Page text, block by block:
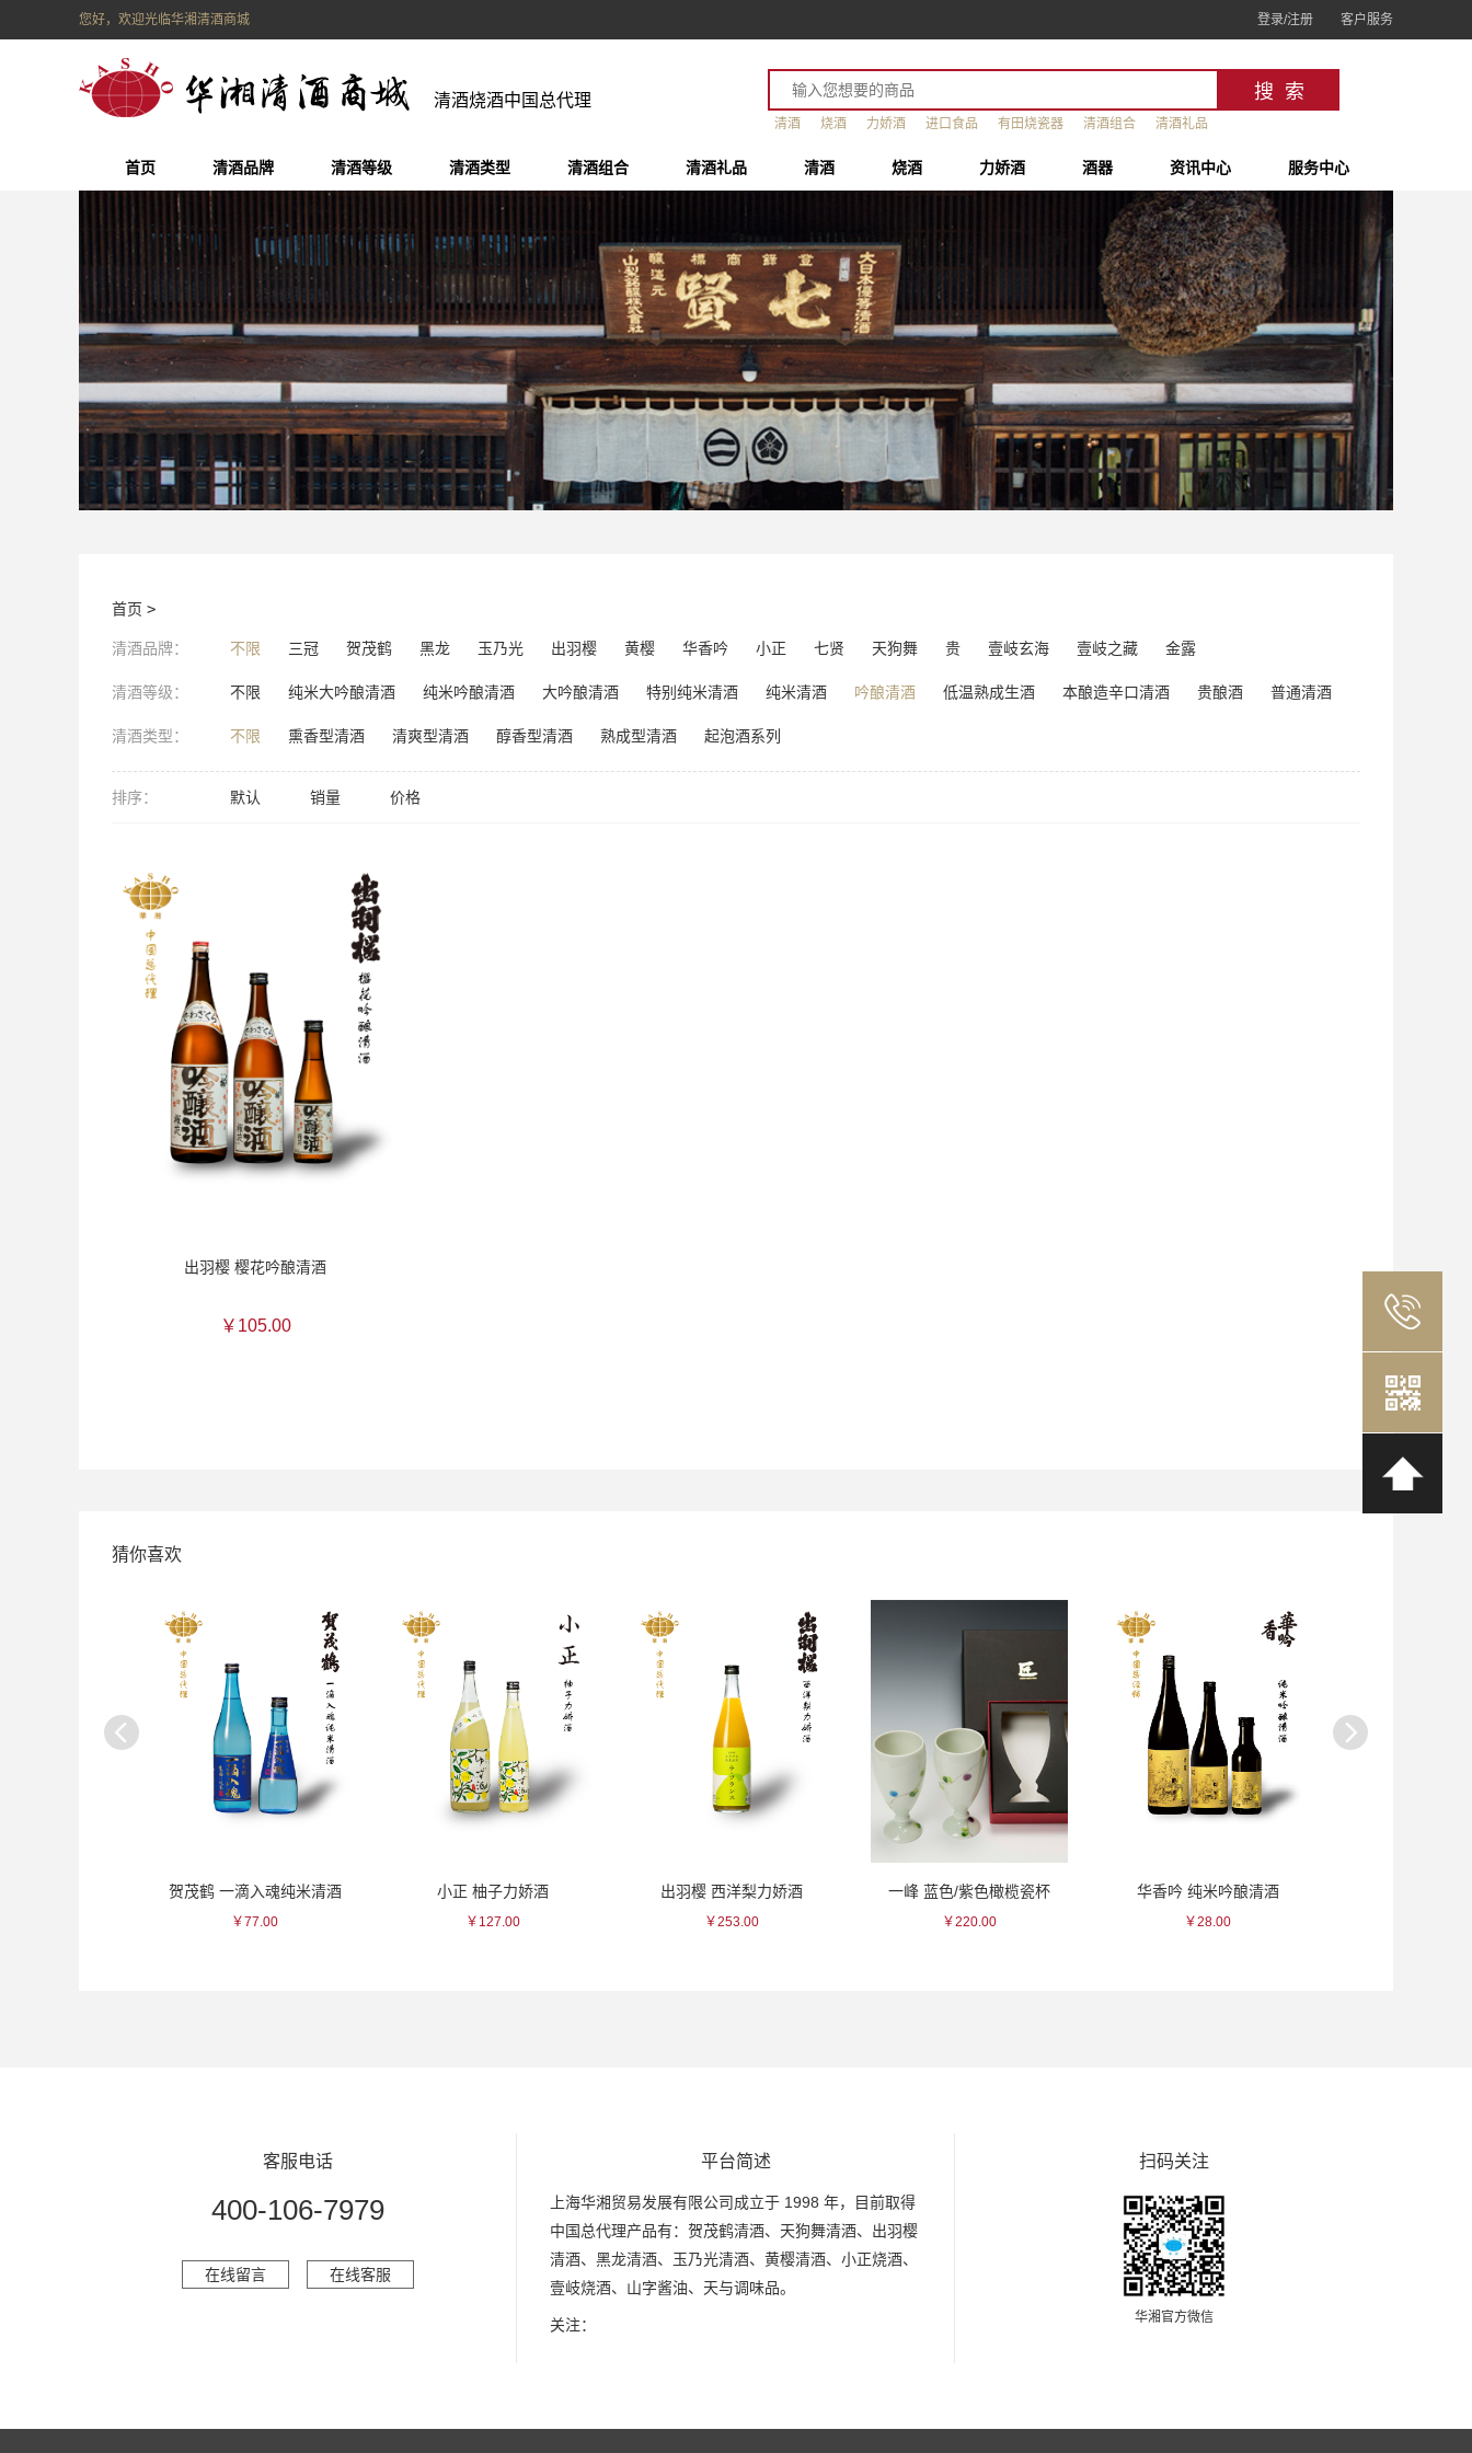
您好，欢迎光临华湘清酒商城 登录/注册 客户服务
清酒烧酒中国总代理
清酒 烧酒 力娇酒 进口食品 有田烧瓷器 清酒组合 清酒礼品
首页 清酒品牌 清酒等级 清酒类型 清酒组合 清酒礼品 清酒 烧酒 力娇酒 酒器 资讯中心 服务中心
首页 >
清酒品牌： 不限 三冠 贺茂鹤 黑龙 玉乃光 出羽樱 黄樱 华香吟 小正 七贤 天狗舞 贵 壹岐玄海 壹岐之藏 金露
清酒等级： 不限 纯米大吟酿清酒 纯米吟酿清酒 大吟酿清酒 特别纯米清酒 纯米清酒 吟酿清酒 低温熟成生酒 本酿造辛口清酒 贵酿酒 普通清酒
清酒类型： 不限 熏香型清酒 清爽型清酒 醇香型清酒 熟成型清酒 起泡酒系列
排序： 默认 销量 价格
出羽樱 樱花吟酿清酒
￥105.00
猜你喜欢
贺茂鹤 一滴入魂纯米清酒
￥77.00
小正 柚子力娇酒
￥127.00
出羽樱 西洋梨力娇酒
￥253.00
一峰 蓝色/紫色橄榄瓷杯
￥220.00
华香吟 纯米吟酿清酒
￥28.00
客服电话
400-106-7979
在线留言 在线客服
平台简述
上海华湘贸易发展有限公司成立于 1998 年，目前取得
中国总代理产品有：贺茂鹤清酒、天狗舞清酒、出羽樱
清酒、黑龙清酒、玉乃光清酒、黄樱清酒、小正烧酒、
壹岐烧酒、山字酱油、天与调味品。
关注：
扫码关注
华湘官方微信